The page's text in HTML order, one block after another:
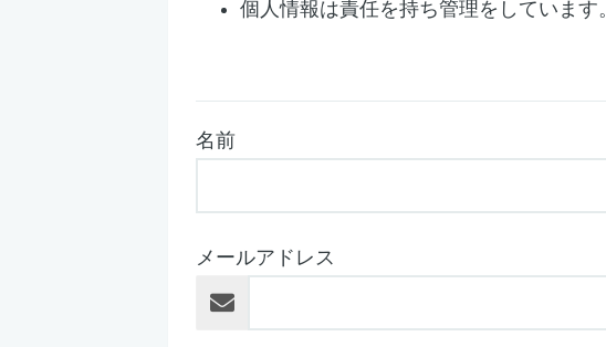
個人情報は責任を持ち管理をしていま
名前
メールアドレス